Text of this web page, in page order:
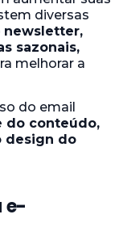
diversas
newsletter,
sazonais,
melhorar a
do email
do conteúdo,
design do
e-